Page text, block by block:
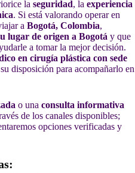
la seguridad, la experiencia
. Si está valorando operar en
a Bogotá, Colombia,
lugar de origen a Bogotá y que
a tomar la mejor decisión.
en cirugía plástica con sede
disposición para acompañarlo en
o una consulta informativa
de los canales disponibles;
opciones verificadas y